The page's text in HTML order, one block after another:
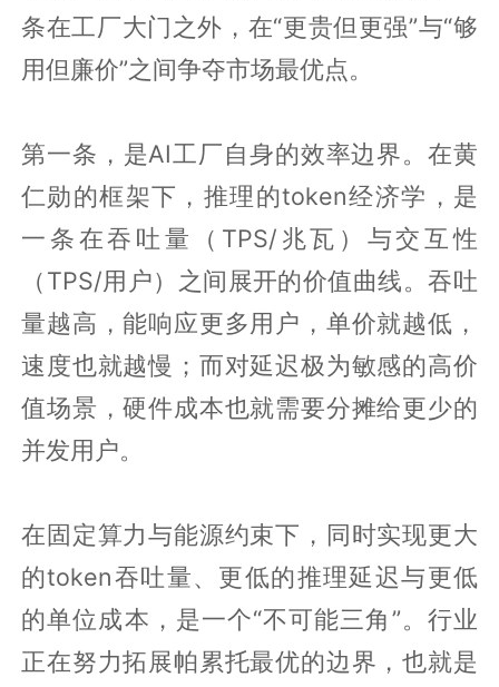
条在工厂大门之外，在“更贵但更强”与“够
用但廉价”之间争夺市场最优点。
第一条，是AI工厂自身的效率边界。在黄
仁勋的框架下，推理的token经济学，是
一条在吞吐量（TPS/兆瓦）与交互性
（TPS/用户）之间展开的价值曲线。吞吐
量越高，能响应更多用户，单价就越低，
速度也就越慢；而对延迟极为敏感的高价
值场景，硬件成本也就需要分摊给更少的
并发用户。
在固定算力与能源约束下，同时实现更大
的token吞吐量、更低的推理延迟与更低
的单位成本，是一个“不可能三角”。行业
正在努力拓展帕累托最优的边界，也就是